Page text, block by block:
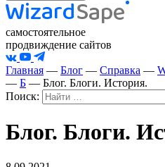
самостоятельное
продвиждение сайтов
Главная — Блог — Справка —
— Б — Блог. Блоги. История.
Поиск:
Блог. Блоги.